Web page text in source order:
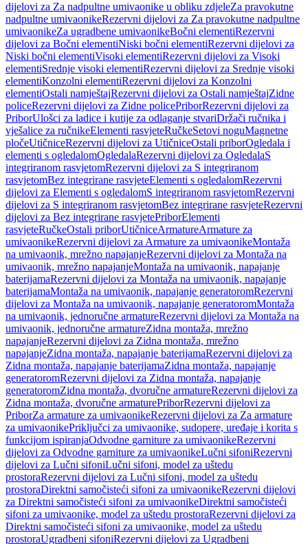
dijelovi za Za nadpultne umivaonike u obliku zdjeleZa pravokutne
nadpultne umivaonikeRezervni dijelovi za Za pravokutne nadpultne
umivaonikeZa ugradbene umivaonikeBočni elementiRezervni
dijelovi za Bočni elementiNiski bočni elementiRezervni dijelovi za
Niski bočni elementiVisoki elementiRezervni dijelovi za Visoki
elementiSrednje visoki elementiRezervni dijelovi za Srednje visoki
elementiKonzolni elementiRezervni dijelovi za Konzolni
elementiOstali namještajRezervni dijelovi za Ostali namještajZidne
policeRezervni dijelovi za Zidne policePriborRezervni dijelovi za
PriborUlošci za ladice i kutije za odlaganje stvariDržači ručnika i
vješalice za ručnikeElementi rasvjeteRučkeSetovi noguMagnetne
pločeUtičniceRezervni dijelovi za UtičniceOstali priborOgledala i
elementi s ogledalomOgledalaRezervni dijelovi za OgledalaS
integriranom rasvjetomRezervni dijelovi za S integriranom
rasvjetomBez integrirane rasvjeteElementi s ogledalomRezervni
dijelovi za Elementi s ogledalomS integriranom rasvjetomRezervni
dijelovi za S integriranom rasvjetomBez integrirane rasvjeteRezervni
dijelovi za Bez integrirane rasvjetePriborElementi
rasvjeteRučkeOstali priborUtičniceArmatureArmature za
umivaonikeRezervni dijelovi za Armature za umivaonikeMontaža
na umivaonik, mrežno napajanjeRezervni dijelovi za Montaža na
umivaonik, mrežno napajanjeMontaža na umivaonik, napajanje
baterijamaRezervni dijelovi za Montaža na umivaonik, napajanje
baterijamaMontaža na umivaonik, napajanje generatoromRezervni
dijelovi za Montaža na umivaonik, napajanje generatoromMontaža
na umivaonik, jednoručne armatureRezervni dijelovi za Montaža na
umivaonik, jednoručne armatureZidna montaža, mrežno
napajanjeRezervni dijelovi za Zidna montaža, mrežno
napajanjeZidna montaža, napajanje baterijamaRezervni dijelovi za
Zidna montaža, napajanje baterijamaZidna montaža, napajanje
generatoromRezervni dijelovi za Zidna montaža, napajanje
generatoromZidna montaža, dvoručne armatureRezervni dijelovi za
Zidna montaža, dvoručne armaturePriborRezervni dijelovi za
PriborZa armature za umivaonikeRezervni dijelovi za Za armature
za umivaonikePriključci za umivaonike, sudopere, uređaje i korita s
funkcijom ispiranjaOdvodne garniture za umivaonikeRezervni
dijelovi za Odvodne garniture za umivaonikeLučni sifoniRezervni
dijelovi za Lučni sifoniLučni sifoni, model za uštedu
prostoraRezervni dijelovi za Lučni sifoni, model za uštedu
prostoraDirektni samočisteći sifoni za umivaonikeRezervni dijelovi
za Direktni samočisteći sifoni za umivaonikeDirektni samočisteći
sifoni za umivaonike, model za uštedu prostoraRezervni dijelovi za
Direktni samočisteći sifoni za umivaonike, model za uštedu
prostoraUgradbeni sifoniRezervni dijelovi za Ugradbeni